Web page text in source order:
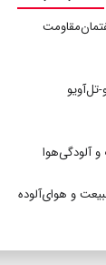
تل‌آویو
آلودگی‌هوا
و هوای‌آلوده